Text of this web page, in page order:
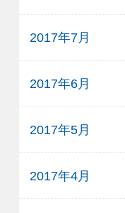
2017年7月
2017年6月
2017年5月
2017年4月